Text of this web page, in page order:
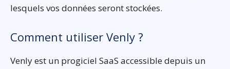
lesquels vos données seront stockées.
Comment utiliser Venly ?
Venly est un progiciel SaaS accessible depuis un